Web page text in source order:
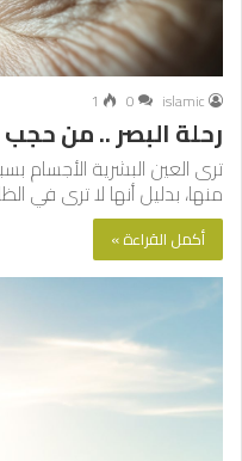
islamic
0
1
رحلة البصر .. من حجب
ترى العين البشرية الأجسام
منها، بدليل أنها لا ترى في
أكمل القراءة »